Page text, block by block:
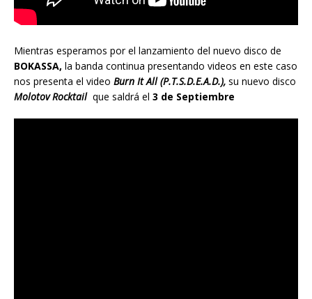
Mientras esperamos por el lanzamiento del nuevo disco de
BOKASSA, la banda continua presentando videos en este caso
nos presenta el video Burn It All (P.T.S.D.E.A.D.), su nuevo disco
Molotov Rocktail que saldrá el 3 de Septiembre